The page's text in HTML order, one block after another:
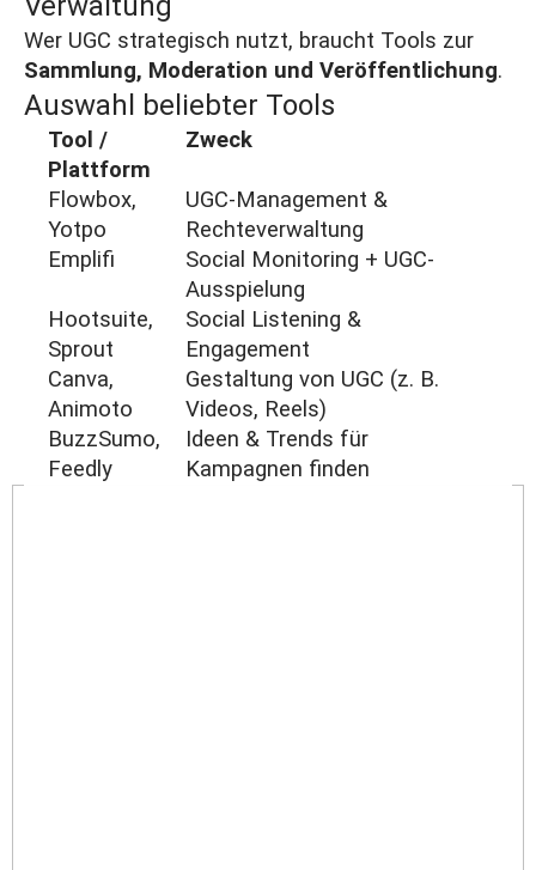
Wer UGC strategisch nutzt, braucht Tools zur
Sammlung, Moderation und Veröffentlichung.
Auswahl beliebter Tools
Tool /
Plattform
Zweck
Flowbox,
Yotpo
UGC-Management &
Rechteverwaltung
Emplifi
Social Monitoring + UGC-
Ausspielung
Hootsuite,
Sprout
Social Listening &
Engagement
Canva,
Animoto
Gestaltung von UGC (z. B.
Videos, Reels)
BuzzSumo,
Feedly
Ideen & Trends für
Kampagnen finden